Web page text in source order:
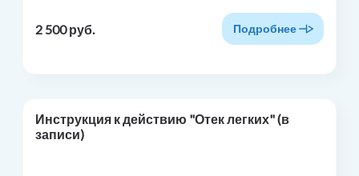
2 500 руб. Подробнее
Инструкция к действию "Отек легких" (в
записи)